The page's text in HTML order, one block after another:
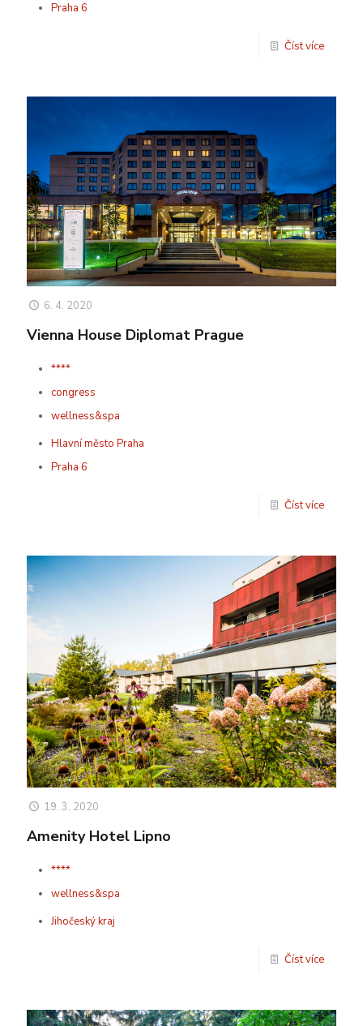
Praha 6
Číst více
6. 4. 2020
Vienna House Diplomat Prague
****
congress
wellness&spa
Hlavní město Praha
Praha 6
Číst více
19. 3. 2020
Amenity Hotel Lipno
****
wellness&spa
Jihočeský kraj
Číst více